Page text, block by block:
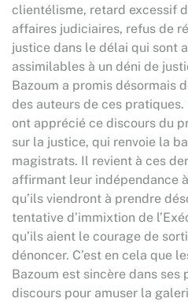
clientélisme, retard excessif
affaires judiciaires, refus de
justice dans le délai qui sont
assimilables à un déni de
Bazoum a promis désormais
des auteurs de ces
ont apprécié ce discours du
sur la justice, qui renvoie la
magistrats. Il revient à ces
affirmant leur indépendance
qu’ils viendront à prendre
tentative d’immixtion de
qu’ils aient le courage de
dénoncer. C’est en cela que
Bazoum est sincère dans ses
discours pour amuser la